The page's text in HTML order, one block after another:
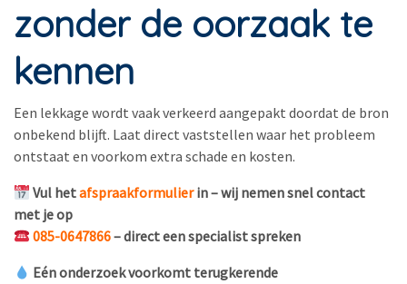
zonder de oorzaak te
kennen
Een lekkage wordt vaak verkeerd aangepakt doordat de bron
onbekend blijft. Laat direct vaststellen waar het probleem
ontstaat en voorkom extra schade en kosten.
Vul hetafspraakformulierin – wij nemen snel contact
met je op
085-0647866– direct een specialist spreken
Eén onderzoek voorkomt terugkerende